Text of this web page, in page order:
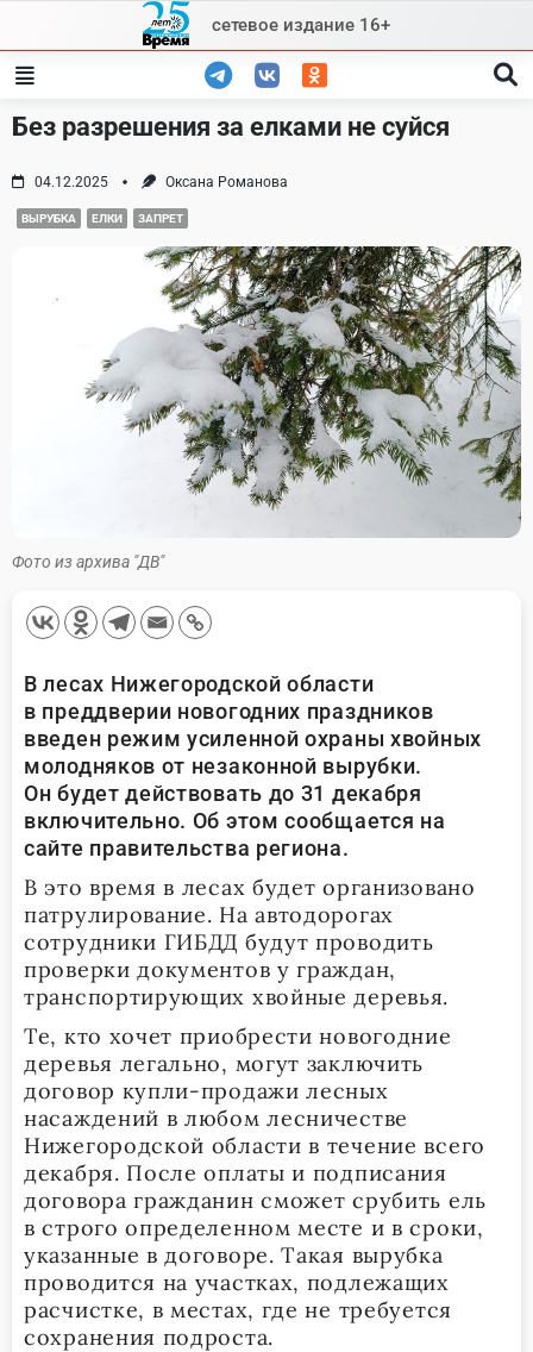
content
сетевое издание 16+
Без разрешения за елками не суйся
04.12.2025 Оксана Романова
ВЫРУБКА ЕЛКИ ЗАПРЕТ
Фото из архива "ДВ"
В лесах Нижегородской области
в преддверии новогодних праздников
введен режим усиленной охраны хвойных
молодняков от незаконной вырубки.
Он будет действовать до 31 декабря
включительно. Об этом сообщается на
сайте правительства региона.
В это время в лесах будет организовано
патрулирование. На автодорогах
сотрудники ГИБДД будут проводить
проверки документов у граждан,
транспортирующих хвойные деревья.
Те, кто хочет приобрести новогодние
деревья легально, могут заключить
договор купли-продажи лесных
насаждений в любом лесничестве
Нижегородской области в течение всего
декабря. После оплаты и подписания
договора гражданин сможет срубить ель
в строго определенном месте и в сроки,
указанные в договоре. Такая вырубка
проводится на участках, подлежащих
расчистке, в местах, где не требуется
сохранения подроста.